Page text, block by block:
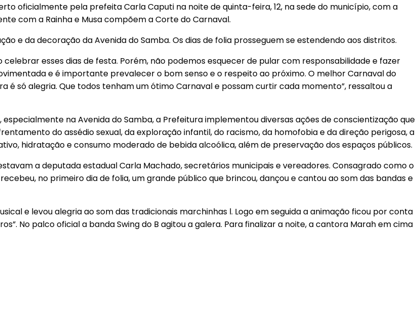
oficialmente pela prefeita Carla Caputi na noite de quinta-feira, 12, na sede do município, com a
com a Rainha e Musa compõem a Corte do Carnaval.
e da decoração da Avenida do Samba. Os dias de folia prosseguem se estendendo aos distritos.
esses dias de festa. Porém, não podemos esquecer de pular com responsabilidade e fazer
e é importante prevalecer o bom senso e o respeito ao próximo. O melhor Carnaval do
é só alegria. Que todos tenham um ótimo Carnaval e possam curtir cada momento”, ressaltou a
na Avenida do Samba, a Prefeitura implementou diversas ações de conscientização que
do assédio sexual, da exploração infantil, do racismo, da homofobia e da direção perigosa, a
hidratação e consumo moderado de bebida alcoólica, além de preservação dos espaços públicos.
a deputada estadual Carla Machado, secretários municipais e vereadores. Consagrado como o
no primeiro dia de folia, um grande público que brincou, dançou e cantou ao som das bandas e
e levou alegria ao som das tradicionais marchinhas l. Logo em seguida a animação ficou por conta
No palco oficial a banda Swing do B agitou a galera. Para finalizar a noite, a cantora Marah em cima